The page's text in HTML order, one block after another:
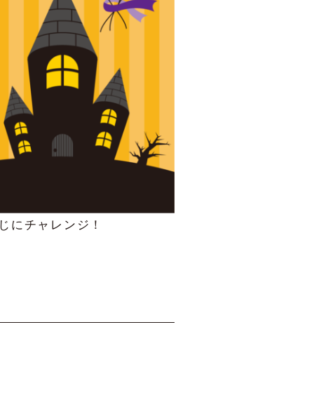
にチャレンジ！